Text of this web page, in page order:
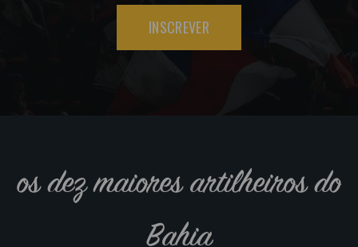
INSCREVER
os dez maiores artilheiros do
Bahia